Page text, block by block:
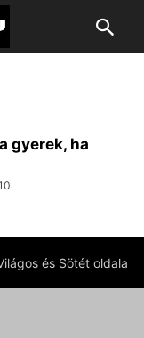
gyerek, ha
és Sötét oldala